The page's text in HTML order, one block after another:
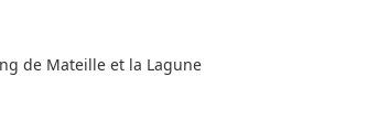
de Mateille et la Lagune